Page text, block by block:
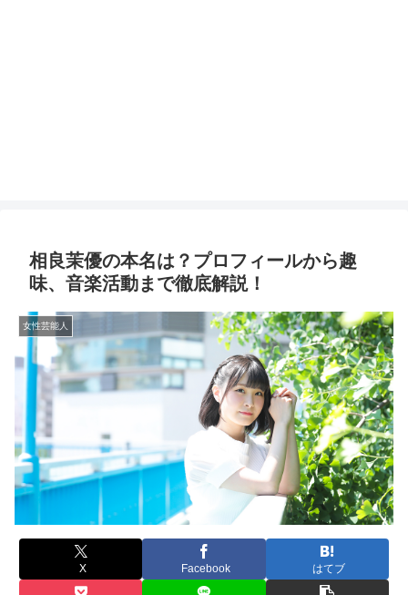
相良茉優の本名は？プロフィールから趣
味、音楽活動まで徹底解説！
女性芸能人
X Facebook はてブ